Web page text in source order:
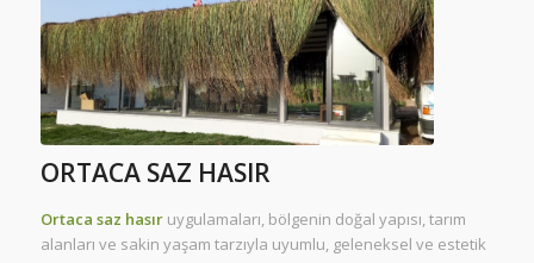
ORTACA SAZ HASIR
Ortaca saz hasıruygulamaları, bölgenin doğal yapısı, tarım
alanları ve sakin yaşam tarzıyla uyumlu, geleneksel ve estetik